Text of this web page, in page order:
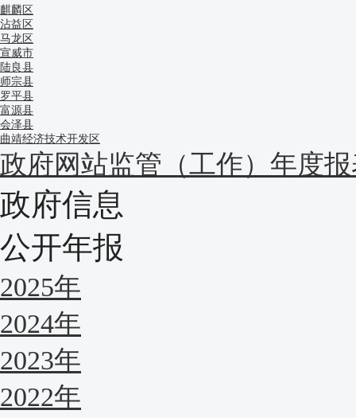
麒麟区
沾益区
马龙区
宣威市
陆良县
师宗县
罗平县
富源县
会泽县
曲靖经济技术开发区
政府网站监管（工作）年度
政府信息
公开年报
2025年
2024年
2023年
2022年